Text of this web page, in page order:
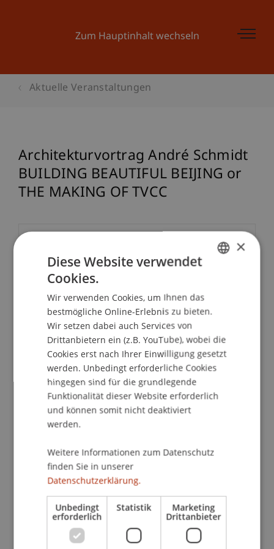
Zum Hauptinhalt wechseln
Aktuelle Veranstaltungen
Architekturvortrag André Schmidt
BUILDING BEAUTIFUL BEIJING or
THE MAKING OF TVCC
School/Professur:
Studienverwaltung Bachelorstudiengang
Architektur
Das Institut für Architektur und Raumentwicklung
präsentiert:
André Schmidt - Architekt
Bis Frühjahr 2009 war André Schmidt Associate
bei OMA (Office of Metropolitan Architecture,
Rotterdam) und Projektleiter von TVCC in Peking,
anschliessend Gastprofessor an der Rhode Island
Kontakt
×
Diese Website verwendet
Cookies.
Wir verwenden Cookies, um Ihnen das
bestmögliche Online-Erlebnis zu bieten.
Wir setzen dabei auch Services von
Drittanbietern ein (z.B. YouTube), wobei die
Cookies erst nach Ihrer Einwilligung gesetzt
werden. Unbedingt erforderliche Cookies
hingegen sind für die grundlegende
Funktionalität dieser Website erforderlich
und können somit nicht deaktiviert
werden.
Weitere Informationen zum Datenschutz
finden Sie in unserer
Datenschutzerklärung.
Unbedingt
erforderlich
Statistik Marketing
Drittanbieter